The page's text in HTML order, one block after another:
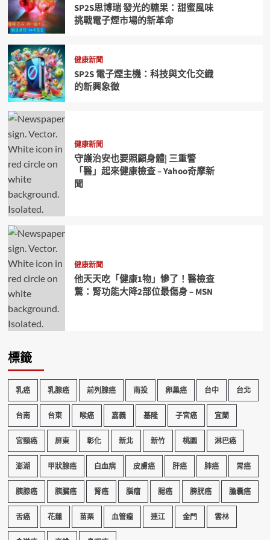
SP2S思博瑞 發光的糖果：甜蜜風味
挑戰電子煙市場的新革命
健康新聞
SP2S 電子煙主機：科技與文化交織
的新興象徵
健康新聞
守護治安也要照顧身體| 三重警
「醫」起來健康檢查 – Yahoo奇摩新
聞
健康新聞
他天天吃「健康1物」慘了！醫檢查
驚：腎功能大降2部位最傷身 – MSN
標籤
乳癌 乳腺癌 前列腺癌 南投 卵巢癌 台中 台北
台南 台東 喉癌 嘉義 基隆 子宮癌 宜蘭
宮頸癌 屏東 彰化 新北 新竹 桃園 淋巴癌
澎湖 甲狀腺癌 白血病 皮膚癌 肝癌 肺癌 胃癌
胰腺癌 胰臟癌 腎癌 腦瘤 腸癌 膀胱癌 膽囊癌
舌癌 花蓮 苗栗 血管瘤 連江 金門 雲林